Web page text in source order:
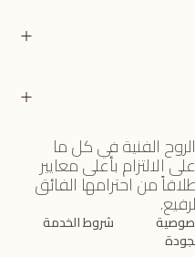
الفنية في كل ما
بأعلى معايير
من احترامها الفائق
شروط الخدمة